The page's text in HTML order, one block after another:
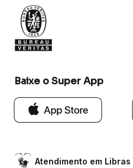
Baixe o Super App
Atendimento em Libras